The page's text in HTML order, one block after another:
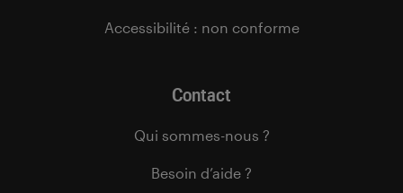
Accessibilité : non conforme
Contact
Qui sommes-nous ?
Besoin d’aide ?